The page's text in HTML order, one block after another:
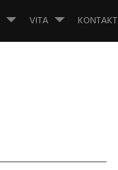
VITA KONTAKT